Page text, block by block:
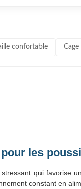
confortable
les
qui favorise
constant en